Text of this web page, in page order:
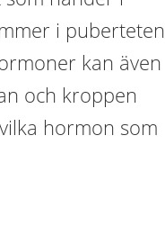
i puberteten
kan även
och kroppen
hormon som